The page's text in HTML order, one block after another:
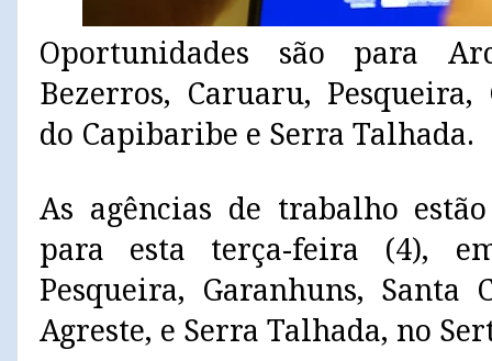
Oportunidades são para
Bezerros, Caruaru,
do Capibaribe e Serra Talhada.
As agências de trabalho
para esta terça-feira (4),
Pesqueira, Garanhuns,
Agreste, e Serra Talhada, no